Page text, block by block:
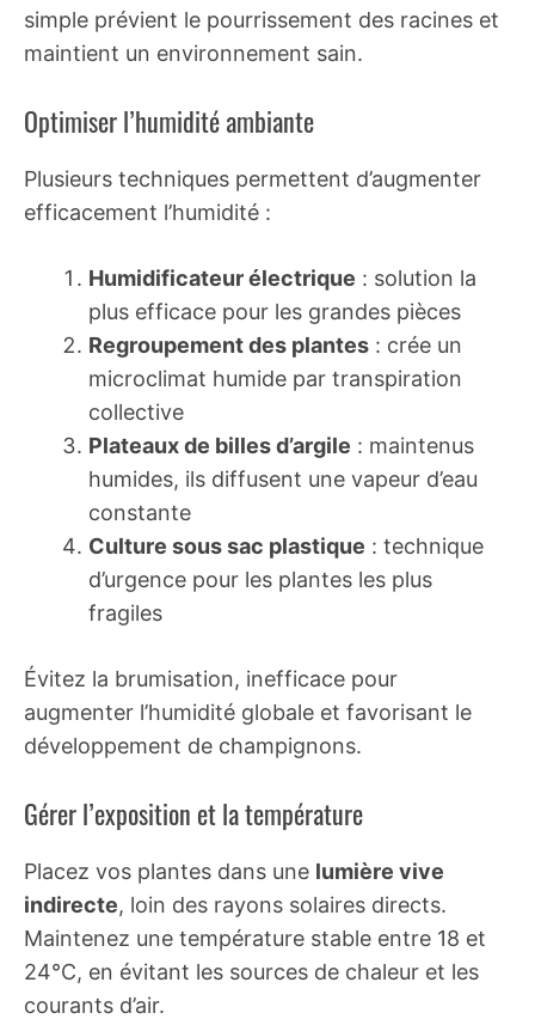
simple prévient le pourrissement des racines et
maintient un environnement sain.
Optimiser l’humidité ambiante
Plusieurs techniques permettent d’augmenter
efficacement l’humidité :
Humidificateur électrique : solution la
plus efficace pour les grandes pièces
Regroupement des plantes : crée un
microclimat humide par transpiration
collective
Plateaux de billes d’argile : maintenus
humides, ils diffusent une vapeur d’eau
constante
Culture sous sac plastique : technique
d’urgence pour les plantes les plus
fragiles
Évitez la brumisation, inefficace pour
augmenter l’humidité globale et favorisant le
développement de champignons.
Gérer l’exposition et la température
Placez vos plantes dans une lumière vive
indirecte, loin des rayons solaires directs.
Maintenez une température stable entre 18 et
24°C, en évitant les sources de chaleur et les
courants d’air.